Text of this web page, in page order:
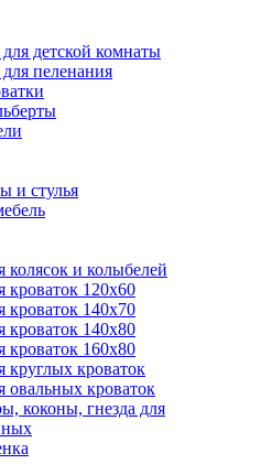
детской комнаты
пеленания
и стулья
колясок и колыбелей
кроваток 120х60
кроваток 140х70
кроваток 140х80
кроваток 160х80
круглых кроваток
овальных кроваток
коконы, гнезда для